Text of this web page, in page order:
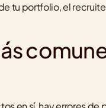
tu portfolio, el